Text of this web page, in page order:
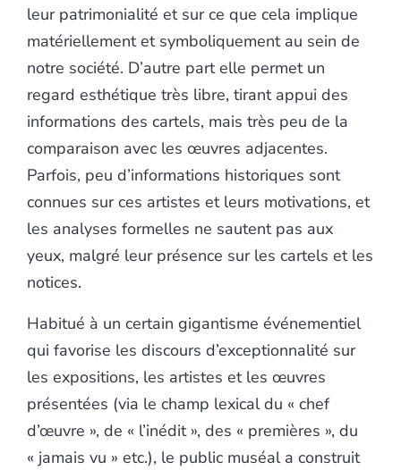
leur patrimonialité et sur ce que cela implique
matériellement et symboliquement au sein de
notre société. D’autre part elle permet un
regard esthétique très libre, tirant appui des
informations des cartels, mais très peu de la
comparaison avec les œuvres adjacentes.
Parfois, peu d’informations historiques sont
connues sur ces artistes et leurs motivations, et
les analyses formelles ne sautent pas aux
yeux, malgré leur présence sur les cartels et les
notices.
Habitué à un certain gigantisme événementiel
qui favorise les discours d’exceptionnalité sur
les expositions, les artistes et les œuvres
présentées (via le champ lexical du « chef
d’œuvre », de « l’inédit », des « premières », du
« jamais vu » etc.), le public muséal a construit